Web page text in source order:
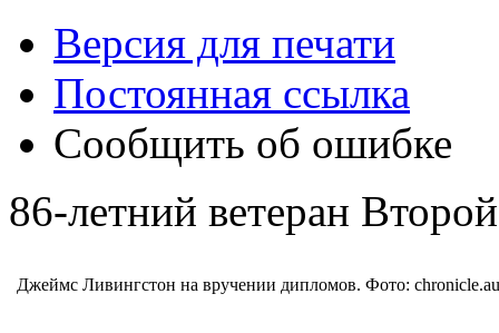
Версия для печати
Постоянная ссылка
Сообщить об ошибке
86-летний ветеран
Джеймс Ливингстон на вручении дипломов. Фото: